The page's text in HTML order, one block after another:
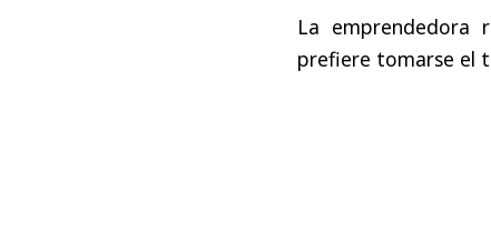
La emprendedora
prefiere tomarse el